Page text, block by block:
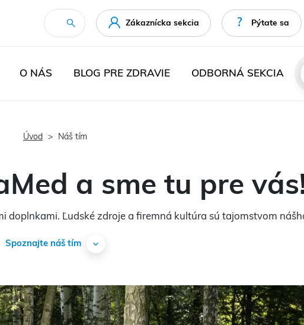
Zákaznícka sekcia Pýtate sa
O NÁS BLOG PRE ZDRAVIE ODBORNÁ SEKCIA
Úvod Náš tím
a sme tu pre
doplnkami. Ľudské zdroje a firemná kultúra sú tajomstvom
Spoznajte náš tím